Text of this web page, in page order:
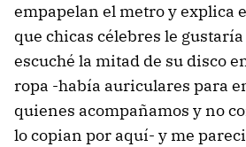
empapelan el metro y explica
que chicas célebres le
escuché la mitad de su disco
ropa -había auriculares para
quienes acompañamos y no
lo copian por aquí- y me